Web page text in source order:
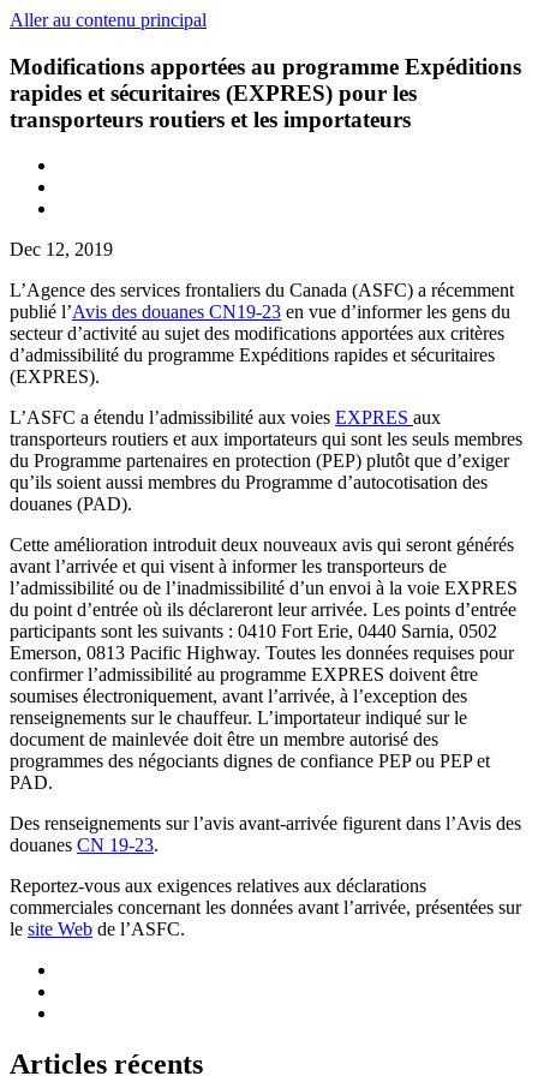
Aller au contenu principal
Modifications apportées au programme Expéditions
rapides et sécuritaires (EXPRES) pour les
transporteurs routiers et les importateurs
Dec 12, 2019
L’Agence des services frontaliers du Canada (ASFC) a récemment
publié l’Avis des douanes CN19-23 en vue d’informer les gens du
secteur d’activité au sujet des modifications apportées aux critères
d’admissibilité du programme Expéditions rapides et sécuritaires
(EXPRES).
L’ASFC a étendu l’admissibilité aux voies EXPRES aux
transporteurs routiers et aux importateurs qui sont les seuls membres
du Programme partenaires en protection (PEP) plutôt que d’exiger
qu’ils soient aussi membres du Programme d’autocotisation des
douanes (PAD).
Cette amélioration introduit deux nouveaux avis qui seront générés
avant l’arrivée et qui visent à informer les transporteurs de
l’admissibilité ou de l’inadmissibilité d’un envoi à la voie EXPRES
du point d’entrée où ils déclareront leur arrivée. Les points d’entrée
participants sont les suivants : 0410 Fort Erie, 0440 Sarnia, 0502
Emerson, 0813 Pacific Highway. Toutes les données requises pour
confirmer l’admissibilité au programme EXPRES doivent être
soumises électroniquement, avant l’arrivée, à l’exception des
renseignements sur le chauffeur. L’importateur indiqué sur le
document de mainlevée doit être un membre autorisé des
programmes des négociants dignes de confiance PEP ou PEP et
PAD.
Des renseignements sur l’avis avant-arrivée figurent dans l’Avis des
douanes CN 19-23.
Reportez-vous aux exigences relatives aux déclarations
commerciales concernant les données avant l’arrivée, présentées sur
le site Web de l’ASFC.
Articles récents